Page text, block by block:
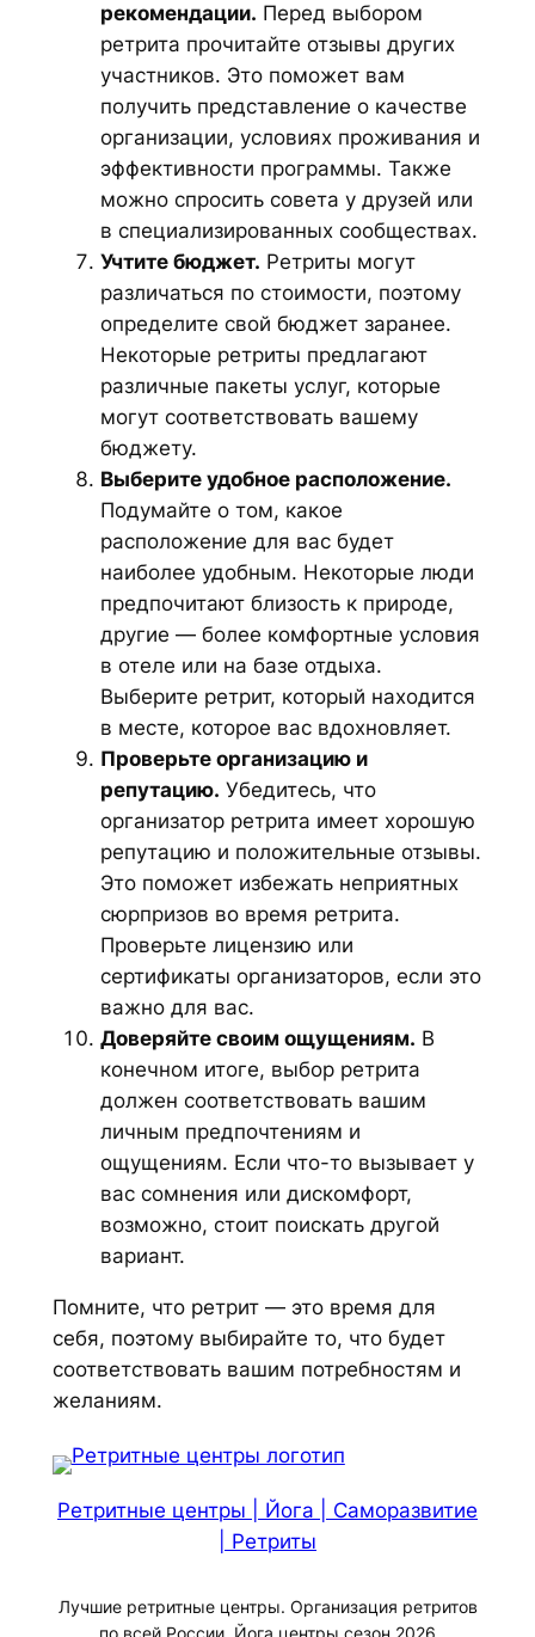
рекомендации. Перед выбором
ретрита прочитайте отзывы других
участников. Это поможет вам
получить представление о качестве
организации, условиях проживания и
эффективности программы. Также
можно спросить совета у друзей или
в специализированных сообществах.
Учтите бюджет. Ретриты могут
различаться по стоимости, поэтому
определите свой бюджет заранее.
Некоторые ретриты предлагают
различные пакеты услуг, которые
могут соответствовать вашему
бюджету.
Выберите удобное расположение.
Подумайте о том, какое
расположение для вас будет
наиболее удобным. Некоторые люди
предпочитают близость к природе,
другие — более комфортные условия
в отеле или на базе отдыха.
Выберите ретрит, который находится
в месте, которое вас вдохновляет.
Проверьте организацию и
репутацию. Убедитесь, что
организатор ретрита имеет хорошую
репутацию и положительные отзывы.
Это поможет избежать неприятных
сюрпризов во время ретрита.
Проверьте лицензию или
сертификаты организаторов, если это
важно для вас.
Доверяйте своим ощущениям. В
конечном итоге, выбор ретрита
должен соответствовать вашим
личным предпочтениям и
ощущениям. Если что-то вызывает у
вас сомнения или дискомфорт,
возможно, стоит поискать другой
вариант.
Помните, что ретрит — это время для
себя, поэтому выбирайте то, что будет
соответствовать вашим потребностям и
желаниям.
Ретритные центры | Йога | Саморазвитие
| Ретриты
Лучшие ретритные центры. Организация ретритов
по всей России. Йога центры сезон 2026